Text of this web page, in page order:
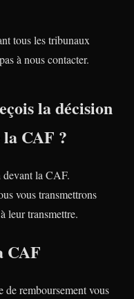
tous les tribunaux
à nous contacter.
la décision
CAF ?
devant la CAF.
vous transmettrons
leur transmettre.
CAF
de remboursement vous